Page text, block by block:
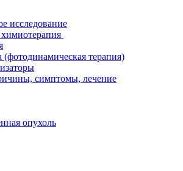
исследование
терапия)
симптомы, лечение
опухоль